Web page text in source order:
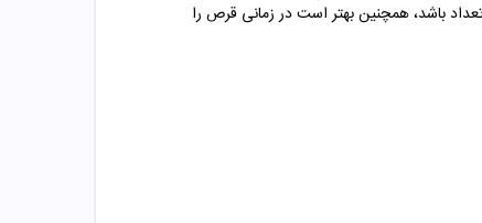
بیشتر از این تعداد باشد، همچنین بهتر است در زمانی قرص را